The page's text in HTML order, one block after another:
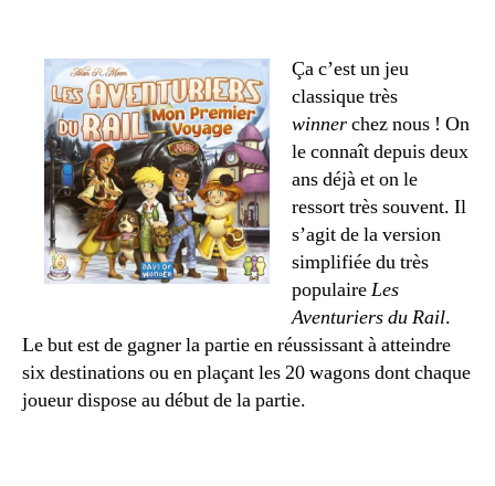
Ça c’est un jeu
classique très
winnerchez nous ! On
le connaît depuis deux
ans déjà et on le
ressort très souvent. Il
s’agit de la version
simplifiée du très
populaireLes
Aventuriers du Rail.
Le but est de gagner la partie en réussissant à atteindre
six destinations ou en plaçant les 20 wagons dont chaque
joueur dispose au début de la partie.